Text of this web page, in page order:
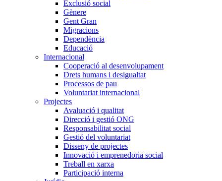
Exclusió social
Gènere
Gent Gran
Migracions
Dependència
Educació
Internacional
Cooperació al desenvolupament
Drets humans i desigualtat
Processos de pau
Voluntariat internacional
Projectes
Avaluació i qualitat
Direcció i gestió ONG
Responsabilitat social
Gestió del voluntariat
Disseny de projectes
Innovació i emprenedoria social
Treball en xarxa
Participació interna